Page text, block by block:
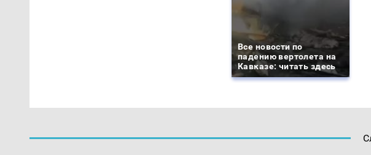
Все новости по
падению вертолета на
Кавказе: читать здесь